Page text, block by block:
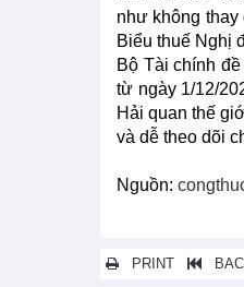
như không thay
Biểu thuế Nghị
Bộ Tài chính
từ ngày 1/12/
Hải quan thế
và dễ theo dõi
Nguồn:
PRINT